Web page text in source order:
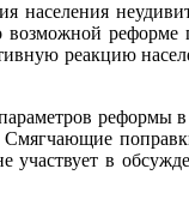
населения
реформе
реакцию
реформы
в